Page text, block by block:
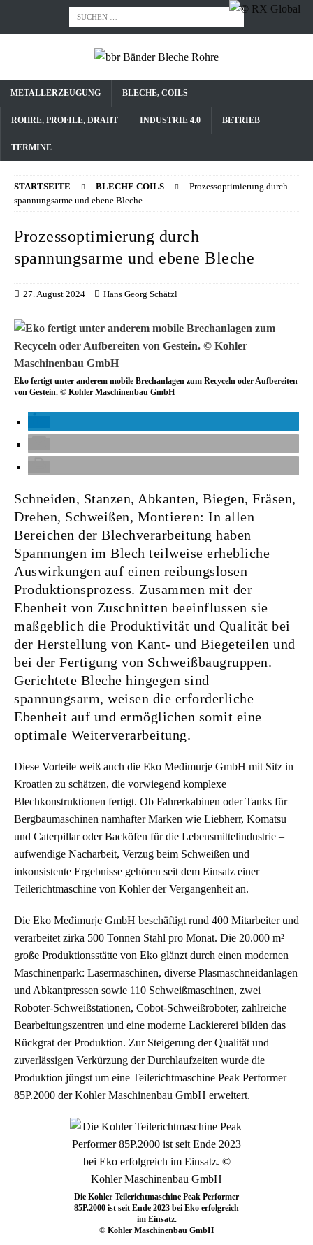
METALLERZEUGUNG BLECHE, COILS
ROHRE, PROFILE, DRAHT INDUSTRIE 4.0 BETRIEB
TERMINE
STARTSEITE BLECHE COILS
Prozessoptimierung durch
spannungsarme und ebene Bleche
Prozessoptimierung durch
spannungsarme und ebene Bleche
27. August 2024 Hans Georg Schätzl
Eko fertigt unter anderem mobile Brechanlagen zum Recyceln oder Aufbereiten
von Gestein. © Kohler Maschinenbau GmbH
Schneiden, Stanzen, Abkanten, Biegen, Fräsen,
Drehen, Schweißen, Montieren: In allen
Bereichen der Blechverarbeitung haben
Spannungen im Blech teilweise erhebliche
Auswirkungen auf einen reibungslosen
Produktionsprozess. Zusammen mit der
Ebenheit von Zuschnitten beeinflussen sie
maßgeblich die Produktivität und Qualität bei
der Herstellung von Kant- und Biegeteilen und
bei der Fertigung von Schweißbaugruppen.
Gerichtete Bleche hingegen sind
spannungsarm, weisen die erforderliche
Ebenheit auf und ermöglichen somit eine
optimale Weiterverarbeitung.
Diese Vorteile weiß auch die Eko Međimurje GmbH mit Sitz in
Kroatien zu schätzen, die vorwiegend komplexe
Blechkonstruktionen fertigt. Ob Fahrerkabinen oder Tanks für
Bergbaumaschinen namhafter Marken wie Liebherr, Komatsu
und Caterpillar oder Backöfen für die Lebensmittelindustrie –
aufwendige Nacharbeit, Verzug beim Schweißen und
inkonsistente Ergebnisse gehören seit dem Einsatz einer
Teilerichtmaschine von Kohler der Vergangenheit an.
Die Eko Međimurje GmbH beschäftigt rund 400 Mitarbeiter und
verarbeitet zirka 500 Tonnen Stahl pro Monat. Die 20.000 m²
große Produktionsstätte von Eko glänzt durch einen modernen
Maschinenpark: Lasermaschinen, diverse Plasmaschneidanlagen
und Abkantpressen sowie 110 Schweißmaschinen, zwei
Roboter-Schweißstationen, Cobot-Schweißroboter, zahlreiche
Bearbeitungszentren und eine moderne Lackiererei bilden das
Rückgrat der Produktion. Zur Steigerung der Qualität und
zuverlässigen Verkürzung der Durchlaufzeiten wurde die
Produktion jüngst um eine Teilerichtmaschine Peak Performer
85P.2000 der Kohler Maschinenbau GmbH erweitert.
Die Kohler Teilerichtmaschine Peak Performer
85P.2000 ist seit Ende 2023 bei Eko erfolgreich
im Einsatz.
© Kohler Maschinenbau GmbH